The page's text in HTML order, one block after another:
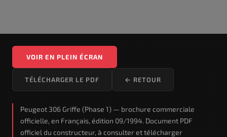
VOIR EN PLEIN ÉCRAN
TÉLÉCHARGER LE PDF ← RETOUR
Peugeot 306 Griffe (Phase 1) — brochure commerciale
officielle, en Français, édition 09/1994. Document PDF
officiel du constructeur, à consulter et télécharger